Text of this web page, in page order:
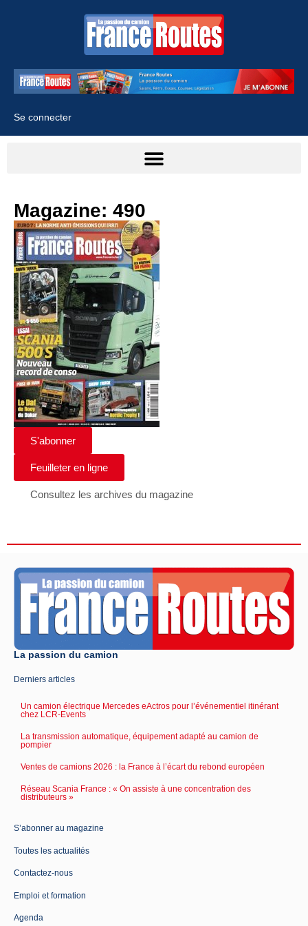
Se connecter
Magazine: 490
S'abonner
Feuilleter en ligne
Consultez les archives du magazine
La passion du camion
Derniers articles
Un camion électrique Mercedes eActros pour l’événementiel itinérant
chez LCR-Events
La transmission automatique, équipement adapté au camion de
pompier
Ventes de camions 2026 : la France à l’écart du rebond européen
Réseau Scania France : « On assiste à une concentration des
distributeurs »
S’abonner au magazine
Toutes les actualités
Contactez-nous
Emploi et formation
Agenda